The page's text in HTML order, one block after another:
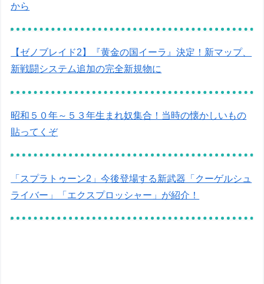
から
【ゼノブレイド2】『黄金の国イーラ』決定！新マップ、
新戦闘システム追加の完全新規物に
昭和５０年～５３年生まれ奴集合！当時の懐かしいもの
貼ってくぞ
「スプラトゥーン2」今後登場する新武器「クーゲルシュ
ライバー」「エクスプロッシャー」が紹介！